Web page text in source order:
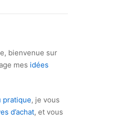
bienvenue sur
mes idées
pratique, je vous
d’achat, et vous